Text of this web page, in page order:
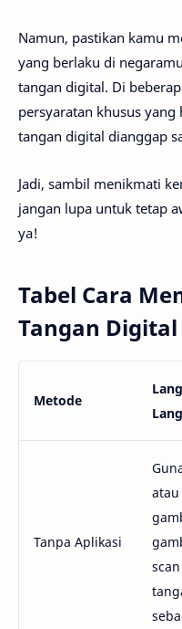
Namun, pastikan kamu
yang berlaku di
tangan digital. Di
persyaratan khusus
tangan digital dianggap
Jadi, sambil menikmati
jangan lupa untuk tetap
ya!
Tabel Cara
Tangan Digital
Metode
Tanpa Aplikasi
atau